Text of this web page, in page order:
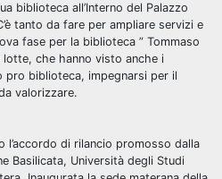
biblioteca all’Interno del Palazzo
tanto da fare per ampliare servizi e
fase per la biblioteca ” Tommaso
lotte, che hanno visto anche i
biblioteca, impegnarsi per il
valorizzare.
l’accordo di rilancio promosso dalla
Basilicata, Università degli Studi